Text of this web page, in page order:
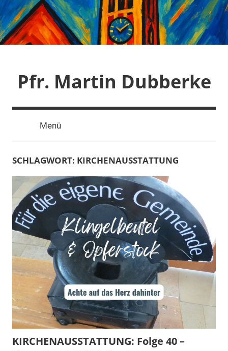
Zum
Inhalt
springen
Pfr. Martin Dubberke
Menü
SCHLAGWORT: KIRCHENAUSSTATTUNG
KIRCHENAUSSTATTUNG: Folge 40 –